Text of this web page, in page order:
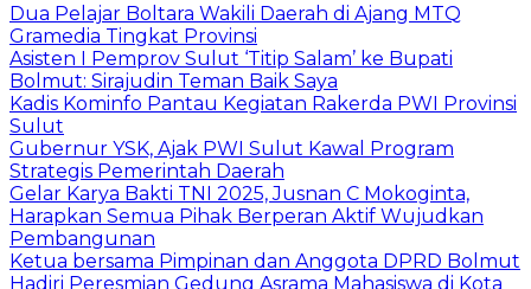
Dua Pelajar Boltara Wakili Daerah di Ajang MTQ
Gramedia Tingkat Provinsi
Asisten I Pemprov Sulut ‘Titip Salam’ ke Bupati
Bolmut: Sirajudin Teman Baik Saya
Kadis Kominfo Pantau Kegiatan Rakerda PWI Provinsi
Sulut
Gubernur YSK, Ajak PWI Sulut Kawal Program
Strategis Pemerintah Daerah
Gelar Karya Bakti TNI 2025, Jusnan C Mokoginta,
Harapkan Semua Pihak Berperan Aktif Wujudkan
Pembangunan
Ketua bersama Pimpinan dan Anggota DPRD Bolmut
Hadiri Peresmian Gedung Asrama Mahasiswa di Kota